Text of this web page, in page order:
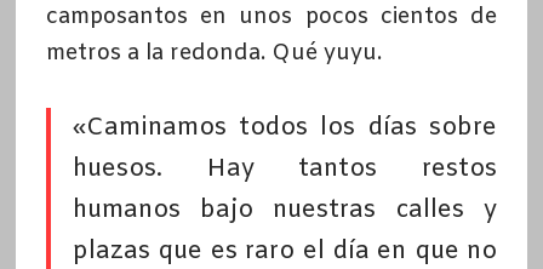
camposantos en unos pocos cientos de
metros a la redonda. Qué yuyu.
«Caminamos todos los días sobre
huesos. Hay tantos restos
humanos bajo nuestras calles y
plazas que es raro el día en que no